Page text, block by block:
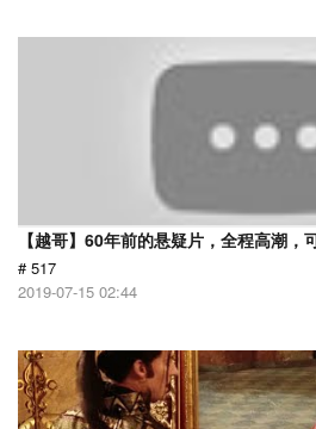
【越哥】60年前的悬疑片，全程高潮，
# 517
2019-07-15 02:44